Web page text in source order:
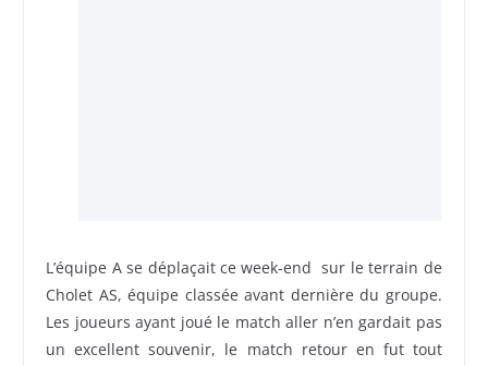
L’équipe A se déplaçait ce week-end sur le terrain de
Cholet AS, équipe classée avant dernière du groupe.
Les joueurs ayant joué le match aller n’en gardait pas
un excellent souvenir, le match retour en fut tout